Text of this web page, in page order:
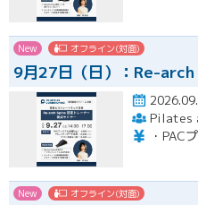
New オフライン(対面)
9月27日（日）：Re-
Pilates
New オフライン(対面)